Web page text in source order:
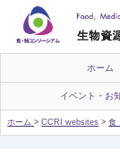
ホーム
イベント・お
ホーム>CCRI websites >食